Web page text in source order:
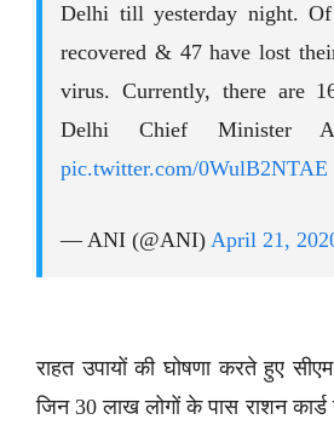
Delhi till yesterday night. Of
recovered & 47 have lost
virus. Currently, there are
Delhi Chief Minister
pic.twitter.com/0WulB2NTAE
— ANI (@ANI) April 21,
राहत उपायों की घोषणा करते हुए
जिन 30 लाख लोगों के पास राशन कार्ड